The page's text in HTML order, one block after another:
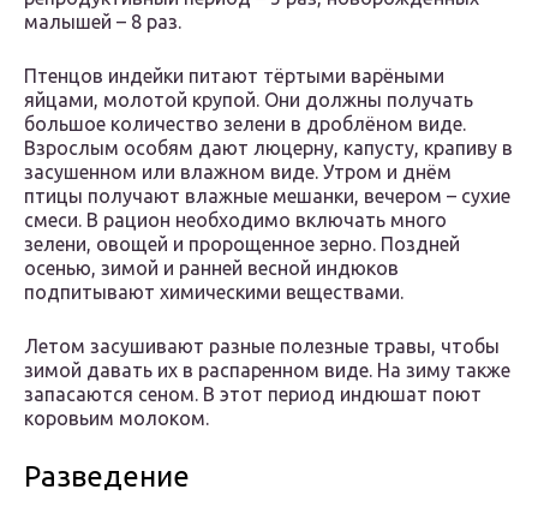
малышей – 8 раз.
Птенцов индейки питают тёртыми варёными
яйцами, молотой крупой. Они должны получать
большое количество зелени в дроблёном виде.
Взрослым особям дают люцерну, капусту, крапиву в
засушенном или влажном виде. Утром и днём
птицы получают влажные мешанки, вечером – сухие
смеси. В рацион необходимо включать много
зелени, овощей и пророщенное зерно. Поздней
осенью, зимой и ранней весной индюков
подпитывают химическими веществами.
Летом засушивают разные полезные травы, чтобы
зимой давать их в распаренном виде. На зиму также
запасаются сеном. В этот период индюшат поют
коровьим молоком.
Разведение